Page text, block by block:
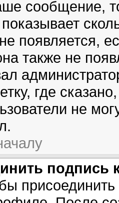
сообщение,
появляется,
также не
где
не